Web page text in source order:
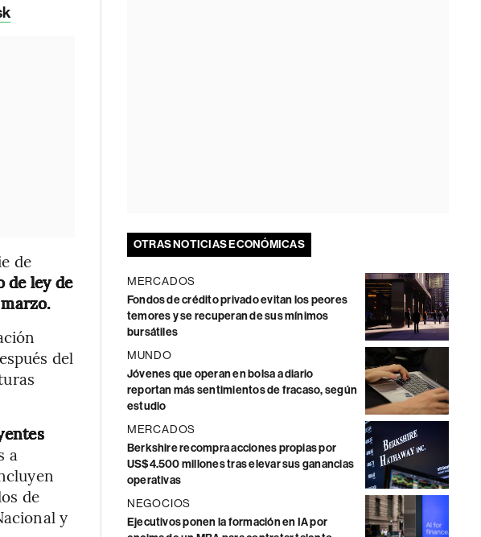
de
de ley de
del
a
de
y
OTRAS NOTICIAS ECONÓMICAS
MERCADOS
Fondos de crédito privado evitan los peores
temores y se recuperan de sus mínimos
bursátiles
MUNDO
Jóvenes que operan en bolsa a diario
reportan más sentimientos de fracaso, según
estudio
MERCADOS
Berkshire recompra acciones propias por
US$4.500 millones tras elevar sus ganancias
operativas
NEGOCIOS
Ejecutivos ponen la formación en IA por